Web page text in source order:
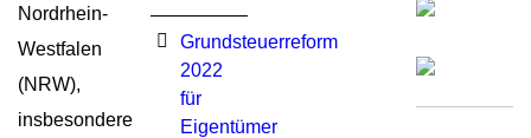
Nordrhein-
Westfalen
(NRW),
insbesondere
Grundsteuerreform
2022
für
Eigentümer